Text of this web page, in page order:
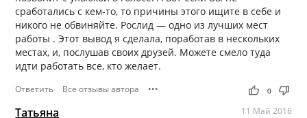
сработались с кем-то, то причины этого ищите в себе и
никого не обвиняйте. Рослид — одно из лучших мест
работы . Этот вывод я сделала, поработав в нескольких
местах, и, послушав своих друзей. Можете смело туда
идти работать все, кто желает.
Ответить Все отзывы автора ••• thumb_up thumb_down
0
Татьяна 11 Май 2016